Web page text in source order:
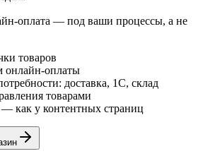
оплата — под ваши процессы, а не
товаров
онлайн-оплаты
доставка, 1С, склад
товарами
как у контентных страниц